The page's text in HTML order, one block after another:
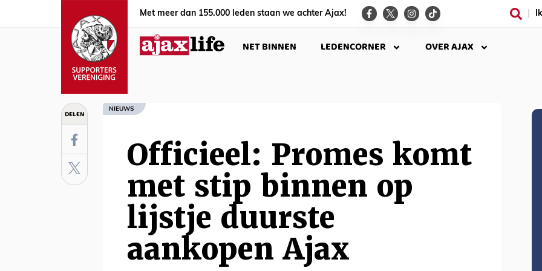
Met meer dan 155.000 leden staan we achter Ajax!
NET BINNEN LEDENCORNER OVER AJAX
DELEN NIEUWS
Officieel: Promes komt
met stip binnen op
lijstje duurste
aankopen Ajax